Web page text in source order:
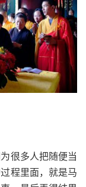
很多人把随便当
程里面，就是马